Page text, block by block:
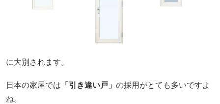
に大別されます。
日本の家屋では 「引き違い戸」 の採用がとても多いですよ
ね。